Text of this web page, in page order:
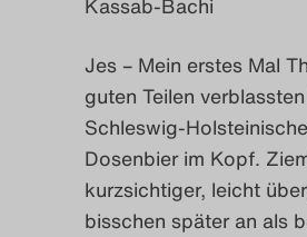
Jes – Mein erstes Mal
guten Teilen
Schleswig-
Dosenbier im Kopf.
kurzsichtiger, leicht
bisschen später an als